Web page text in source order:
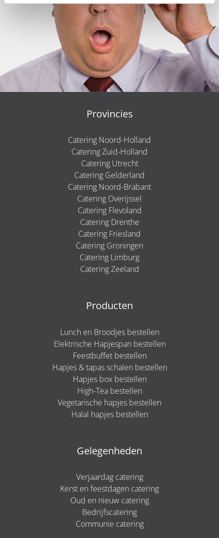
Provincies
Catering Noord-Holland
Catering Zuid-Holland
Catering Utrecht
Catering Gelderland
Catering Noord-Brabant
Catering Overijssel
Catering Flevoland
Catering Drenthe
Catering Friesland
Catering Groningen
Catering Limburg
Catering Zeeland
Producten
Lunch en Broodjes bestellen
Elektrische Hapjespan bestellen
Feestbuffet bestellen
Hapjes & tapas schalen bestellen
Hapjes box bestellen
High-Tea bestellen
Vegetarische hapjes bestellen
Halal hapjes bestellen
Gelegenheden
Verjaardag catering
Kerst en feestdagen catering
Oud en nieuw catering
Bedrijfscatering
Communie catering